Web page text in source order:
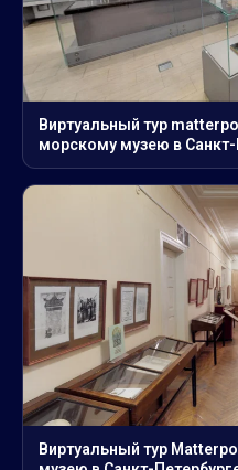
Виртуальный тур
морскому музею в Санкт-
Виртуальный тур